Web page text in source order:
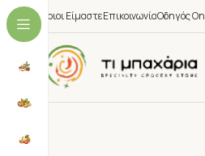
Ποιοι ΕίμαστεΕπικοινωνίαΟδηγός